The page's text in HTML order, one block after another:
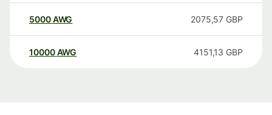
5000AWG 2075,57 GBP
10000 AWG 4151,13 GBP